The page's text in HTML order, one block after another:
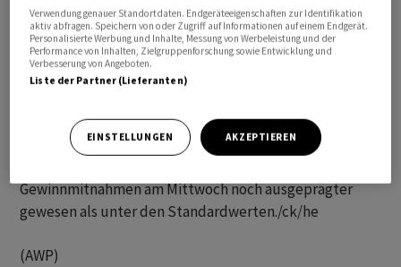
Präsident Jerome Powell nannte eine Zinssenkung
bereits im März unwahrscheinlich und dämpfte die
Hoffnung auf schnelle Wende.
4874,48 Punkte. An der technologielastigen Nasdaq-
Börse erholte sich der Auswahlindex Nasdaq 100 um 0,66
Gewinnmitnahmen am Mittwoch noch ausgeprägter
gewesen als unter den Standardwerten./ck/he
(AWP)
Verwendung genauer Standortdaten. Endgeräteeigenschaften zur Identifikation
aktiv abfragen. Speichern von oder Zugriff auf Informationen auf einem Endgerät.
Personalisierte Werbung und Inhalte, Messung von Werbeleistung und der
Performance von Inhalten, Zielgruppenforschung sowie Entwicklung und
Verbesserung von Angeboten.
Liste der Partner (Lieferanten)
EINSTELLUNGEN AKZEPTIEREN